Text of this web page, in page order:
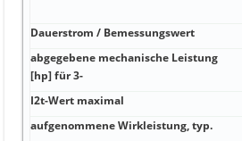
Dauerstrom / Bemessungswert
abgegebene mechanische Leistung
[hp] für 3-
I2t-Wert maximal
aufgenommene Wirkleistung, typ.